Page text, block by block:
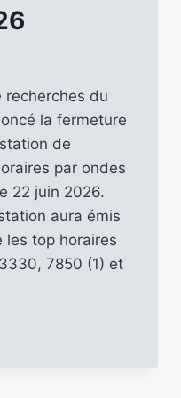
recherches du
la fermeture
de
par ondes
22 juin 2026.
aura émis
les top horaires
7850 (1) et